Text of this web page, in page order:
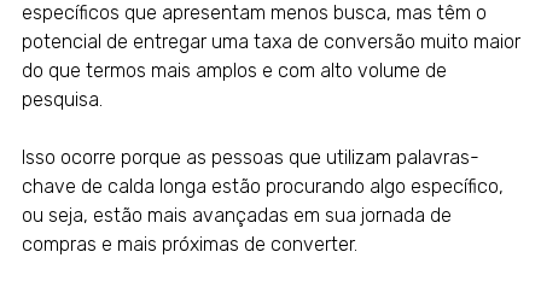
específicos que apresentam menos busca, mas têm o
potencial de entregar uma taxa de conversão muito maior
do que termos mais amplos e com alto volume de
pesquisa.
Isso ocorre porque as pessoas que utilizam palavras-
chave de calda longa estão procurando algo específico,
ou seja, estão mais avançadas em sua jornada de
compras e mais próximas de converter.